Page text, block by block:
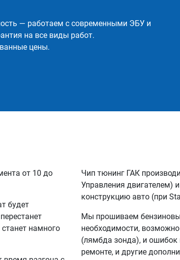
— работаем с современными ЭБУ и
на все виды работ.
цены.
от 10 до
будет
намного
Чип тюнинг ГАК
Управления двигателем)
конструкцию авто (при
Мы прошиваем
необходимости,
(лямбда зонда), и ошибок
ремонте, и другие